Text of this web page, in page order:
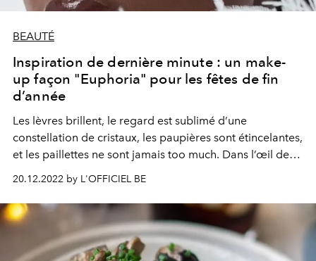
BEAUTÉ
Inspiration de dernière minute : un make-
up façon "Euphoria" pour les fêtes de fin
d’année
Les lèvres brillent, le regard est sublimé d’une
constellation de cristaux, les paupières sont étincelantes,
et les paillettes ne sont jamais too much. Dans l’œil de
Monika Lis, le top Tsheca White incarne la muse des
fêtes de fin d’année, à la beauté magnifiée par Sandy
Nicha, inspirée par les looks shiny de la série à succès
"Euphoria".
20.12.2022 by L'OFFICIEL BE